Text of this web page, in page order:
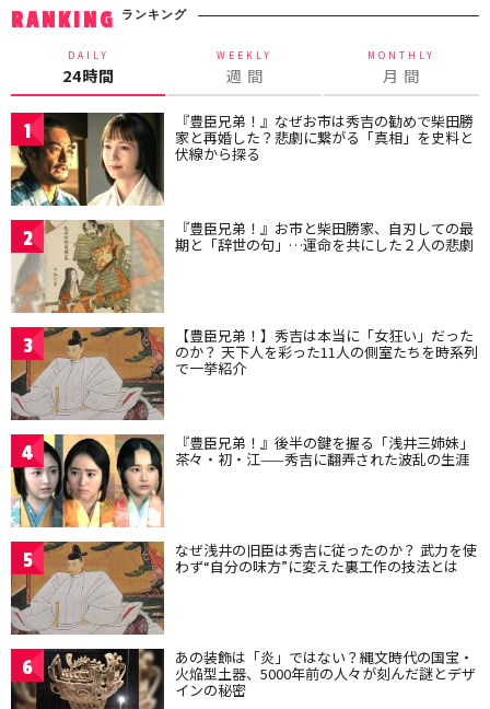
RANKING ランキング
DAILY
24時間
WEEKLY
週 間
MONTHLY
月 間
1 『豊臣兄弟！』なぜお市は秀吉の勧めで柴田勝
家と再婚した？悲劇に繋がる「真相」を史料と
伏線から探る
2 『豊臣兄弟！』お市と柴田勝家、自刃しての最
期と「辞世の句」…運命を共にした２人の悲劇
3 【豊臣兄弟！】秀吉は本当に「女狂い」だった
のか？ 天下人を彩った11人の側室たちを時系列
で一挙紹介
4 『豊臣兄弟！』後半の鍵を握る「浅井三姉妹」
茶々・初・江——秀吉に翻弄された波乱の生涯
5 なぜ浅井の旧臣は秀吉に従ったのか？ 武力を使
わず“自分の味方”に変えた裏工作の技法とは
6 あの装飾は「炎」ではない？縄文時代の国宝・
火焔型土器、5000年前の人々が刻んだ謎とデザ
インの秘密